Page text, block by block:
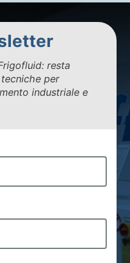
resta
per
industriale e